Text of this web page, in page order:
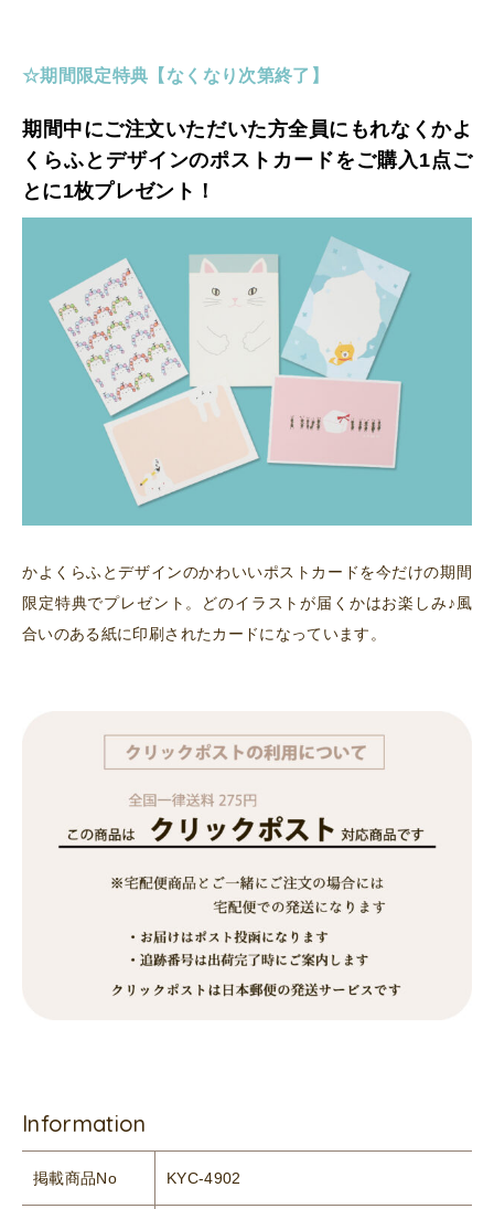
☆期間限定特典【なくなり次第終了 】
期間中にご注文いただいた方全員にもれなくかよ
くらふとデザインのポストカードをご購入1点ご
とに1枚プレゼント！
かよくらふとデザインのかわいいポストカードを今だけの期間
限定特典でプレゼント。どのイラストが届くかはお楽しみ♪風
合いのある紙に印刷されたカードになっています。
Information
掲載商品No KYC-4902